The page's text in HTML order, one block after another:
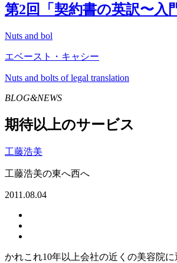
第2回「契約書の英訳〜入
Nuts and bol
エベースト・キャシー
Nuts and bolts of legal translation
BLOG&NEWS
期待以上のサービス
工藤浩美
工藤浩美の東へ西へ
2011.08.04
かれこれ10年以上会社の近くの美容院に